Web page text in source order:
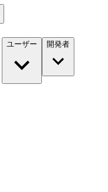
ユーザー 開発者​